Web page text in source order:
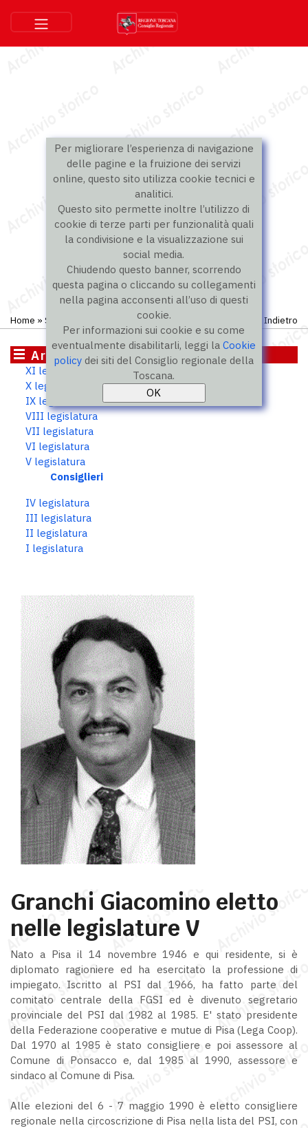
Per migliorare l’esperienza di navigazione
delle pagine e la fruizione dei servizi
online, questo sito utilizza cookie tecnici e
analitici.
Questo sito permette inoltre l’utilizzo di
cookie di terze parti per funzionalità quali
la condivisione e la visualizzazione sui
social media.
Chiudendo questo banner, scorrendo
questa pagina o cliccando su collegamenti
nella pagina acconsenti all’uso di questi
cookie.
Per informazioni sui cookie e su come
eventualmente disabilitarli, leggi laCookie
policy dei siti del Consiglio regionale della
Toscana.
Home » Storico »Consiglieri Indietro
Archivio storico
XI legislatura
X legislatura
IX legislatura
VIII legislatura
VII legislatura
VI legislatura
V legislatura
Consiglieri
IV legislatura
III legislatura
II legislatura
I legislatura
Granchi Giacomino eletto
nelle legislature V
Nato a Pisa il 14 novembre 1946 e qui residente, si è
diplomato ragioniere ed ha esercitato la professione di
impiegato. Iscritto al PSI dal 1966, ha fatto parte del
comitato centrale della FGSI ed è divenuto segretario
provinciale del PSI dal 1982 al 1985. E' stato presidente
della Federazione cooperative e mutue di Pisa (Lega Coop).
Dal 1970 al 1985 è stato consigliere e poi assessore al
Comune di Ponsacco e, dal 1985 al 1990, assessore e
sindaco al Comune di Pisa.
Alle elezioni del 6 - 7 maggio 1990 è eletto consigliere
regionale nella circoscrizione di Pisa nella lista del PSI, con